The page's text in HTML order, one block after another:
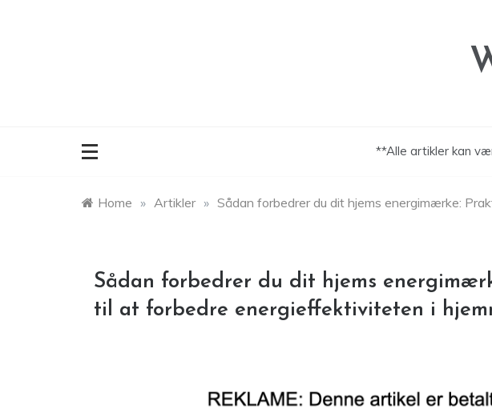
**Alle artikler kan
Home » Artikler » Sådan forbedrer du dit hjems energimærke:
Sådan forbedrer du dit hjems
til at forbedre energieffektiviteten i